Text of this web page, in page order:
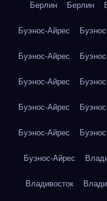
Берлин Берлин
Буэнос-Айрес
Буэнос-Айрес
Буэнос-Айрес
Буэнос-Айрес
Буэнос-Айрес
Буэнос-Айрес
Владивосток